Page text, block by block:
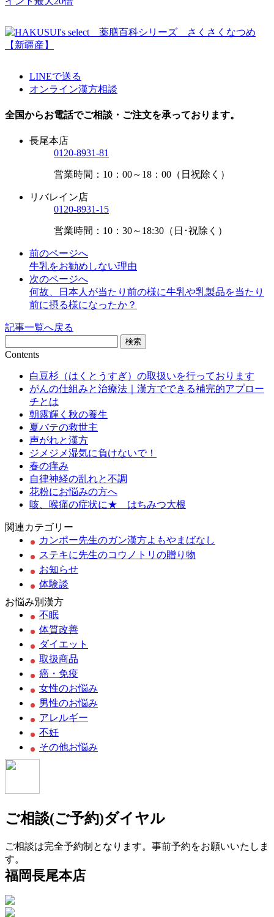
LINEで送る
オンライン漢方相談
全国からお電話でご相談・ご注文を承っております。
長尾本店
0120-8931-81
営業時間：10：00～18：00（日祝除く）
リバレイン店
0120-8931-15
営業時間：10：30～18:30（日･祝除く）
前のページへ
牛乳をお勧めしない理由
次のページへ
何故、日本人が当たり前の様に牛乳や乳製品を当たり
前に摂る様になったか？
記事一覧へ戻る
Contents
白豆杉（はくとうすぎ）の取扱いを行っております
がんの仕組みと治療法｜漢方でできる補完的アプロー
チとは
朝露輝く秋の養生
夏バテの救世主
声がれと漢方
ジメジメ湿気に負けないで！
春の痒み
自律神経の乱れと不調
花粉にお悩みの方へ
咳、喉痛の症状に★ はちみつ大根
関連カテゴリー
カンポー先生のガン漢方よもやまばなし
ステキに先生のコウノトリの贈り物
お知らせ
体験談
お悩み別漢方
不眠
体質改善
ダイエット
取扱商品
癌・免疫
女性のお悩み
男性のお悩み
アレルギー
不妊
その他お悩み
ご相談(ご予約)ダイヤル
ご相談は完全予約制となります。事前予約をお願いいたしま
す。
福岡長尾本店